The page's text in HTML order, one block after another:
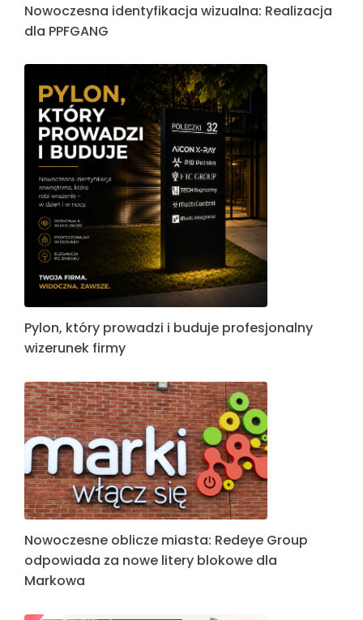
Nowoczesna identyfikacja wizualna: Realizacja
dla PPFGANG
Pylon, który prowadzi i buduje profesjonalny
wizerunek firmy
Nowoczesne oblicze miasta: Redeye Group
odpowiada za nowe litery blokowe dla
Markowa